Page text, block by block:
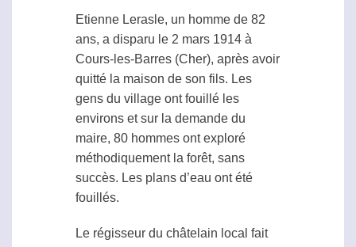
Etienne Lerasle, un homme de 82
ans, a disparu le 2 mars 1914 à
Cours-les-Barres (Cher), après avoir
quitté la maison de son fils. Les
gens du village ont fouillé les
environs et sur la demande du
maire, 80 hommes ont exploré
méthodiquement la forêt, sans
succès. Les plans d’eau ont été
fouillés.
Le régisseur du châtelain local fait